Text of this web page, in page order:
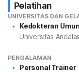
Pelatihan
UNIVERSITAS DAN
Kedokteran
Universitas Andalas
PENGALAMAN
Personal Trainer